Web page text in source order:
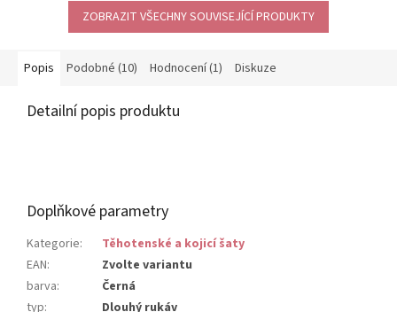
ZOBRAZIT VŠECHNY SOUVISEJÍCÍ PRODUKTY
Popis Podobné (10) Hodnocení (1) Diskuze
Detailní popis produktu
Doplňkové parametry
Kategorie:
Těhotenské a kojicí šaty
EAN:
Zvolte variantu
barva:
Černá
typ:
Dlouhý rukáv